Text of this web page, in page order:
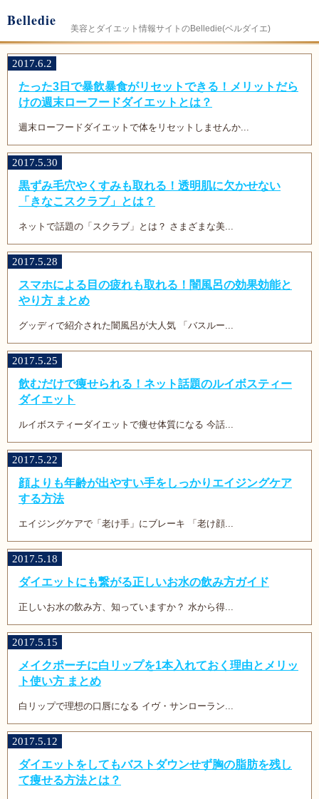
Belledie 美容とダイエット情報サイトのBelledie(ベルダイエ)
2017.6.2
たった3日で暴飲暴食がリセットできる！メリットだら
けの週末ローフードダイエットとは？
週末ローフードダイエットで体をリセットしませんか...
2017.5.30
黒ずみ毛穴やくすみも取れる！透明肌に欠かせない
「きなこスクラブ」とは？
ネットで話題の「スクラブ」とは？ さまざまな美...
2017.5.28
スマホによる目の疲れも取れる！闇風呂の効果効能と
やり方 まとめ
グッディで紹介された闇風呂が大人気 「バスルー...
2017.5.25
飲むだけで痩せられる！ネット話題のルイボスティー
ダイエット
ルイボスティーダイエットで痩せ体質になる 今話...
2017.5.22
顔よりも年齢が出やすい手をしっかりエイジングケア
する方法
エイジングケアで「老け手」にブレーキ 「老け顔...
2017.5.18
ダイエットにも繋がる正しいお水の飲み方ガイド
正しいお水の飲み方、知っていますか？ 水から得...
2017.5.15
メイクポーチに白リップを1本入れておく理由とメリッ
ト使い方 まとめ
白リップで理想の口唇になる イヴ・サンローラン...
2017.5.12
ダイエットをしてもバストダウンせず胸の脂肪を残し
て痩せる方法とは？